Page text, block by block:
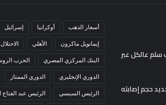
سلم عالكل عبر
حجم إصابته
أسعار الذهب أوكرانيا إسرائيل
إيمانويل ماكرون الأهلي
البنك المركزي المصري الحرب
الدوري الإنجليزي الدوري الممتاز
الرئيس السيسي الرئيس عبد